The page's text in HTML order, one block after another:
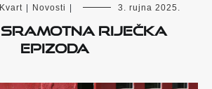
Kvart Novosti 3. rujna 2025.
sramotna riječka
epizoda